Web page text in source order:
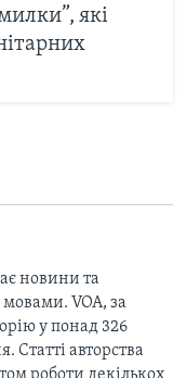
які
новини та
VOA, за
у понад 326
Статті авторства